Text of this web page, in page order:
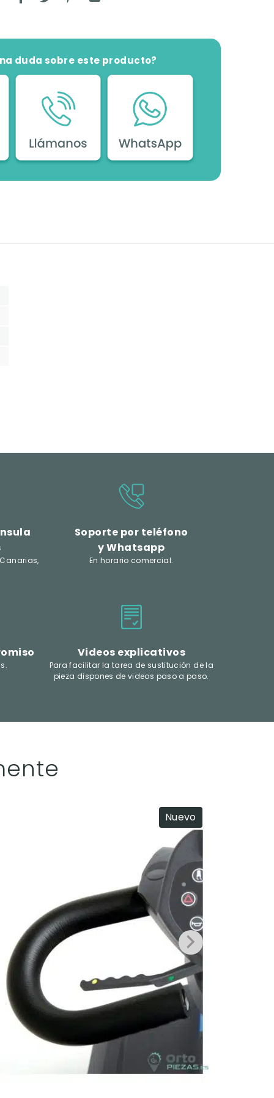
duda sobre este producto?
Soporte por teléfono
y Whatsapp
En horario comercial.
Videos explicativos
Para facilitar la tarea de sustitución de la
pieza dispones de videos paso a paso.
Nuevo